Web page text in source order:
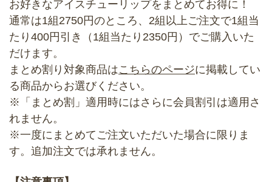
お好きなアイスチューリップをまとめてお得に！
通常は1組2750円のところ、2組以上ご注文で1組当
たり400円引き（1組当たり2350円）でご購入いた
だけます。
まとめ割り対象商品はこちらのページに掲載してい
る商品からお選びください。
※「まとめ割」適用時にはさらに会員割引は適用さ
れません。
※一度にまとめてご注文いただいた場合に限りま
す。追加注文では承れません。